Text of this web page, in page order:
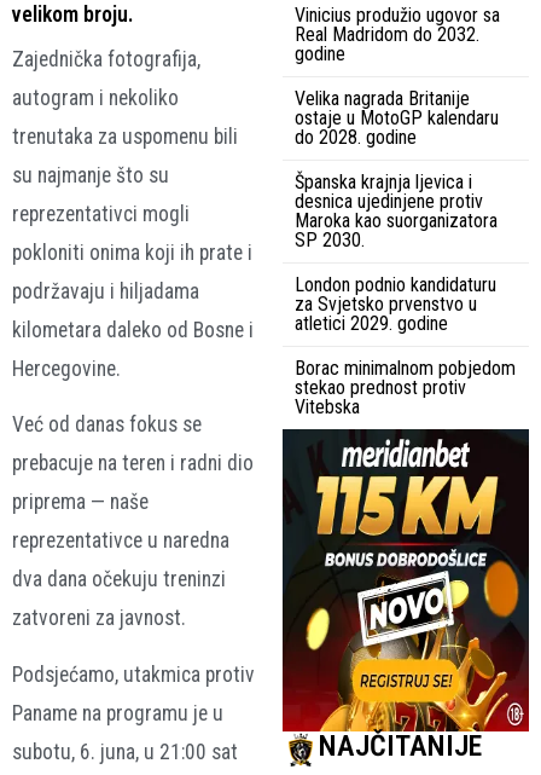
velikom broju.
Zajednička fotografija,
autogram i nekoliko
trenutaka za uspomenu bili
su najmanje što su
reprezentativci mogli
pokloniti onima koji ih prate i
podržavaju i hiljadama
kilometara daleko od Bosne i
Hercegovine.
Već od danas fokus se
prebacuje na teren i radni dio
priprema — naše
reprezentativce u naredna
dva dana očekuju treninzi
zatvoreni za javnost.
Podsjećamo, utakmica protiv
Paname na programu je u
subotu, 6. juna, u 21:00 sat
Vinicius produžio ugovor sa
Real Madridom do 2032.
godine
Velika nagrada Britanije
ostaje u MotoGP kalendaru
do 2028. godine
Španska krajnja ljevica i
desnica ujedinjene protiv
Maroka kao suorganizatora
SP 2030.
London podnio kandidaturu
za Svjetsko prvenstvo u
atletici 2029. godine
Borac minimalnom pobjedom
stekao prednost protiv
Vitebska
NAJČITANIJE